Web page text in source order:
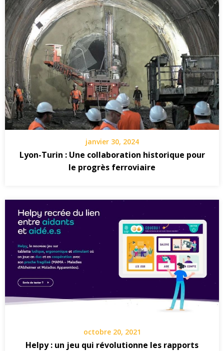
janvier 30, 2024
Lyon-Turin : Une collaboration historique pour
le progrès ferroviaire
octobre 20, 2021
Helpy : un jeu qui révolutionne les rapports